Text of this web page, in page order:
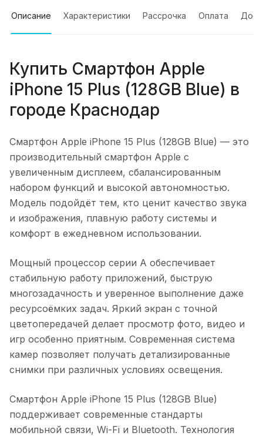
Описание Характеристики Рассрочка Оплата
Купить Смартфон Apple
iPhone 15 Plus (128GB Blue) в
городе Краснодар
Смартфон Apple iPhone 15 Plus (128GB Blue) — это
производительный смартфон Apple с
увеличенным дисплеем, сбалансированным
набором функций и высокой автономностью.
Модель подойдёт тем, кто ценит качество звука
и изображения, плавную работу системы и
комфорт в ежедневном использовании.
Мощный процессор серии A обеспечивает
стабильную работу приложений, быструю
многозадачность и уверенное выполнение даже
ресурсоёмких задач. Яркий экран с точной
цветопередачей делает просмотр фото, видео и
игр особенно приятным. Современная система
камер позволяет получать детализированные
снимки при различных условиях освещения.
Смартфон Apple iPhone 15 Plus (128GB Blue)
поддерживает современные стандарты
мобильной связи, Wi-Fi и Bluetooth. Технология